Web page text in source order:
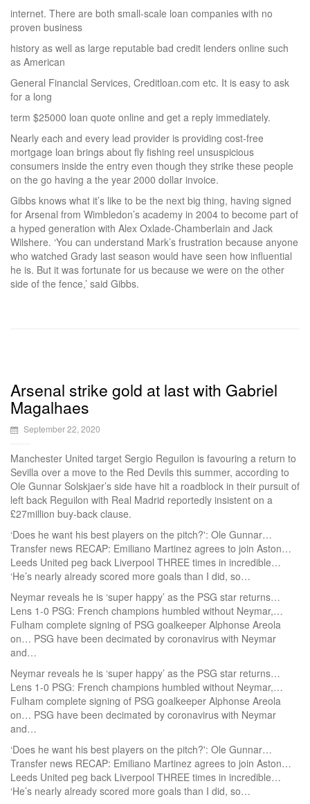
internet. There are both small-scale loan companies with no
proven business
history as well as large reputable bad credit lenders online such
as American
General Financial Services, Creditloan.com etc. It is easy to ask
for a long
term $25000 loan quote online and get a reply immediately.
Nearly each and every lead provider is providing cost-free
mortgage loan brings about fly fishing reel unsuspicious
consumers inside the entry even though they strike these people
on the go having a the year 2000 dollar invoice.
Gibbs knows what it’s like to be the next big thing, having signed
for Arsenal from Wimbledon’s academy in 2004 to become part of
a hyped generation with Alex Oxlade-Chamberlain and Jack
Wilshere. ‘You can understand Mark’s frustration because anyone
who watched Grady last season would have seen how influential
he is. But it was fortunate for us because we were on the other
side of the fence,’ said Gibbs.
Arsenal strike gold at last with Gabriel
Magalhaes
September 22, 2020
Manchester United target Sergio Reguilon is favouring a return to
Sevilla over a move to the Red Devils this summer, according to
Ole Gunnar Solskjaer’s side have hit a roadblock in their pursuit of
left back Reguilon with Real Madrid reportedly insistent on a
£27million buy-back clause.
‘Does he want his best players on the pitch?': Ole Gunnar…
Transfer news RECAP: Emiliano Martinez agrees to join Aston…
Leeds United peg back Liverpool THREE times in incredible…
‘He’s nearly already scored more goals than I did, so…
Neymar reveals he is ‘super happy’ as the PSG star returns…
Lens 1-0 PSG: French champions humbled without Neymar,…
Fulham complete signing of PSG goalkeeper Alphonse Areola
on… PSG have been decimated by coronavirus with Neymar
and…
Neymar reveals he is ‘super happy’ as the PSG star returns…
Lens 1-0 PSG: French champions humbled without Neymar,…
Fulham complete signing of PSG goalkeeper Alphonse Areola
on… PSG have been decimated by coronavirus with Neymar
and…
‘Does he want his best players on the pitch?': Ole Gunnar…
Transfer news RECAP: Emiliano Martinez agrees to join Aston…
Leeds United peg back Liverpool THREE times in incredible…
‘He’s nearly already scored more goals than I did, so…